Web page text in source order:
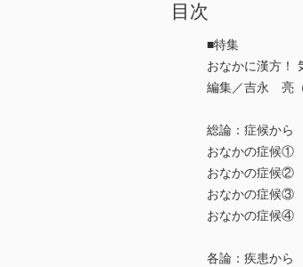
目次
■特集
おなかに漢方！
編集／吉永 亮（
総論：症候から
おなかの症候①
おなかの症候②
おなかの症候③
おなかの症候④
各論：疾患から